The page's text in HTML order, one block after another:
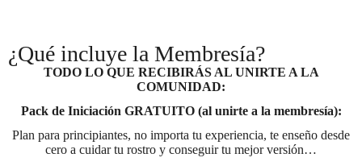
¿Qué incluye la Membresía?
TODO LO QUE RECIBIRÁS AL UNIRTE A LA
COMUNIDAD:
Pack de Iniciación GRATUITO (al unirte a la membresía):
Plan para principiantes, no importa tu experiencia, te enseño desde
cero a cuidar tu rostro y conseguir tu mejor versión…